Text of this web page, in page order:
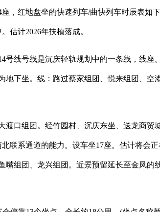
，红地盘坐的快速列车/曲快列车时辰表如
估计2026年扶植落成。
号线是沉庆轻轨规划中的一条线，线座
下坐。线：路过蔡家组团、悦来组团、
组团。经竹园村、沉庆东坐、送龙商贸
系通道的能力。设车坐17座。估计将会
组团、龙兴组团。近景预留延长至金凤